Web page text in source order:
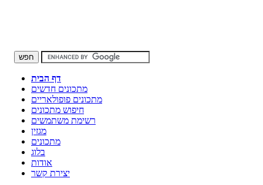
דף הבית
מתכונים חדשים
מתכונים פופולאריים
חיפוש מתכונים
רשימת משתמשים
מגזין
מתכונים
בלוג
אודות
יצירת קשר